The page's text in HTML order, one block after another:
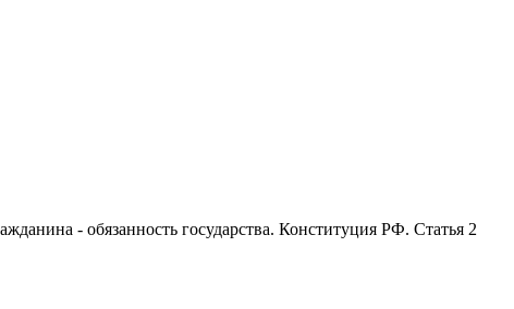
- обязанность государства. Конституция РФ. Статья 2